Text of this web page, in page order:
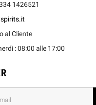
1426521
al Cliente
: 08:00 alle 17:00